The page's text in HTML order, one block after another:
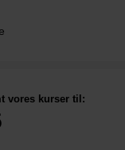
vores kurser til: